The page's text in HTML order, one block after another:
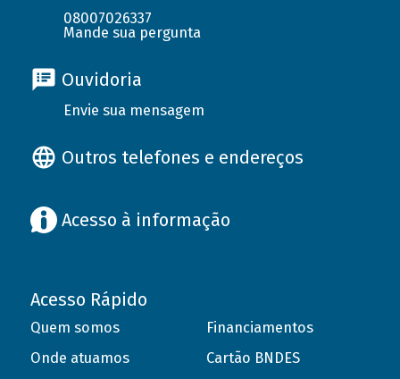
08007026337
Mande sua pergunta
Ouvidoria
Envie sua mensagem
Outros telefones e endereços
Acesso à informação
Acesso Rápido
Quem somos
Onde atuamos
Financiamentos
Cartão BNDES